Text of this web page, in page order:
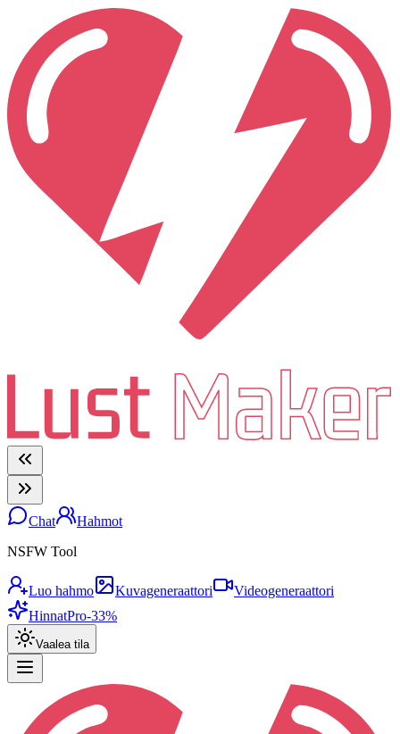
Chat
Hahmot
NSFW Tool
Luo hahmo Kuvageneraattori
Videogeneraattori
HinnatPro-33%
Vaalea tila